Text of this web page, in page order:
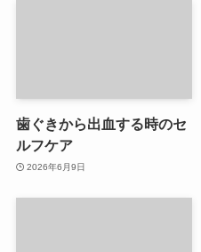
歯ぐきから出血する時のセ
ルフケア
2026年6月9日